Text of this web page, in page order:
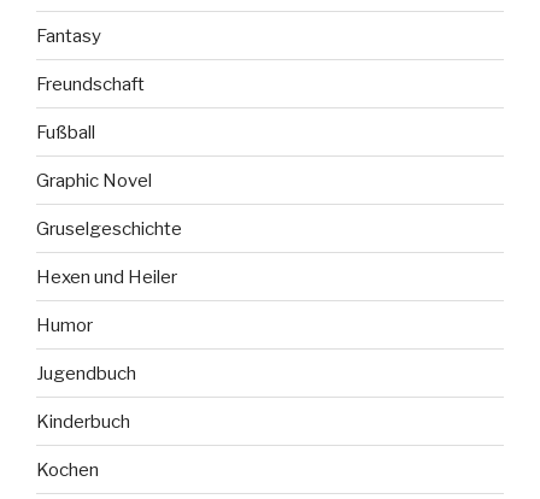
Fantasy
Freundschaft
Fußball
Graphic Novel
Gruselgeschichte
Hexen und Heiler
Humor
Jugendbuch
Kinderbuch
Kochen